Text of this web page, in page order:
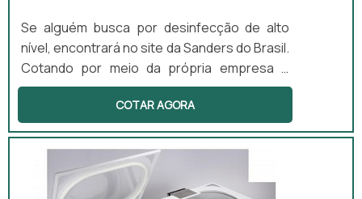
Se alguém busca por desinfecção de alto
nível, encontrará no site da Sanders do Brasil.
Cotando por meio da própria empresa e
descobrindo a melhor referência em
qualidade.Quando o interesse é por
desinfecção de alto nível, na Sanders do
Brasil irá encontrar excelente custo-
benefício com produtos desenvolvidos para
servir mais e melhor.ALGUNS DETALHES
COTAR AGORA